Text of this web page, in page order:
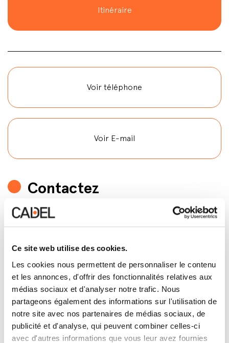
Ce site web utilise des cookies.
Les cookies nous permettent de personnaliser le contenu
et les annonces, d'offrir des fonctionnalités relatives aux
médias sociaux et d'analyser notre trafic. Nous
partageons également des informations sur l'utilisation de
notre site avec nos partenaires de médias sociaux, de
publicité et d'analyse, qui peuvent combiner celles-ci
avec d'autres informations que vous leur avez fournies
Itinéraire
Voir téléphone
Voir E-mail
Contactez